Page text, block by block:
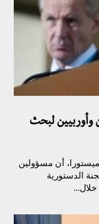
وأوربيين لبحث
أن مسؤولين
الدستورية